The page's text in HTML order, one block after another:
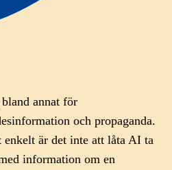
annat för
och propaganda.
är det inte att låta AI ta
information om en